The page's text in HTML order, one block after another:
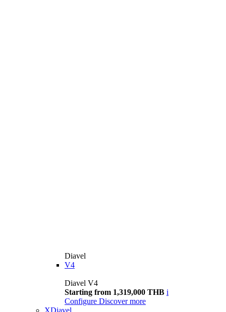
Diavel
V4
Diavel V4
Starting from 1,319,000 THB i
Configure Discover more
XDiavel